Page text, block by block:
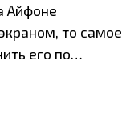
Айфоне
то самое
его по